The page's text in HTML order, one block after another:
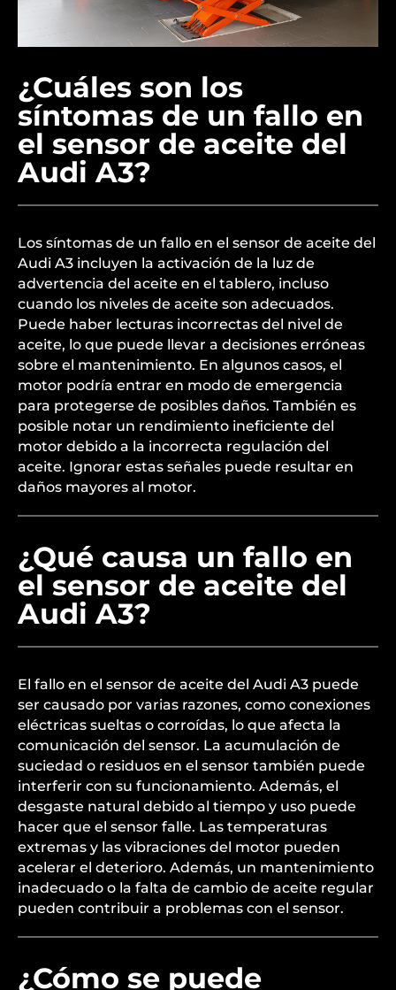
¿Cuáles son los
síntomas de un fallo en
el sensor de aceite del
Audi A3?
Los síntomas de un fallo en el sensor de aceite del
Audi A3 incluyen la activación de la luz de
advertencia del aceite en el tablero, incluso
cuando los niveles de aceite son adecuados.
Puede haber lecturas incorrectas del nivel de
aceite, lo que puede llevar a decisiones erróneas
sobre el mantenimiento. En algunos casos, el
motor podría entrar en modo de emergencia
para protegerse de posibles daños. También es
posible notar un rendimiento ineficiente del
motor debido a la incorrecta regulación del
aceite. Ignorar estas señales puede resultar en
daños mayores al motor.
¿Qué causa un fallo en
el sensor de aceite del
Audi A3?
El fallo en el sensor de aceite del Audi A3 puede
ser causado por varias razones, como conexiones
eléctricas sueltas o corroídas, lo que afecta la
comunicación del sensor. La acumulación de
suciedad o residuos en el sensor también puede
interferir con su funcionamiento. Además, el
desgaste natural debido al tiempo y uso puede
hacer que el sensor falle. Las temperaturas
extremas y las vibraciones del motor pueden
acelerar el deterioro. Además, un mantenimiento
inadecuado o la falta de cambio de aceite regular
pueden contribuir a problemas con el sensor.
¿Cómo se puede